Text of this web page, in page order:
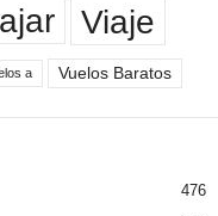
Viaje
a Vuelos Baratos
476